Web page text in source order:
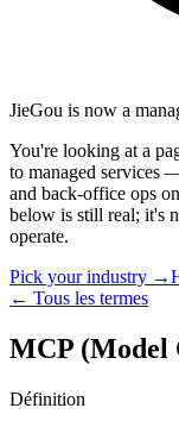
JieGou is now a
You're looking at a
to managed services
and back-office ops
below is still real; it's
operate.
Pick your industry →
← Tous les termes
MCP (Model
Définition